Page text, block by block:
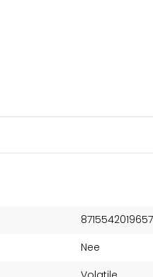
8715542019657
Nee